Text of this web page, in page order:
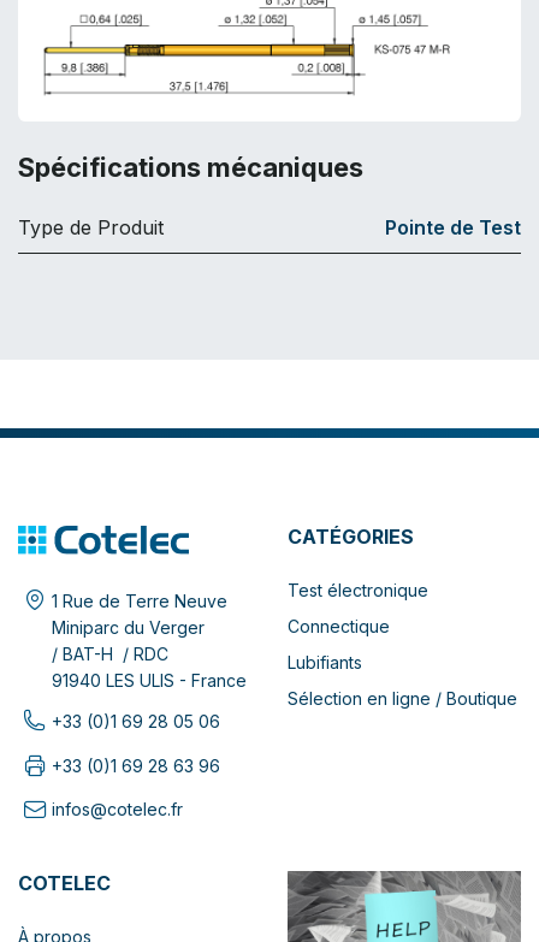
Spécifications mécaniques
Type de Produit Pointe de Test
1 Rue de Terre Neuve
Miniparc du Verger
/ BAT-H / RDC
91940 LES ULIS - France
+33 (0)1 69 28 05 06
+33 (0)1 69 28 63 96
infos@cotelec.fr
CATÉGORIES
Test électronique
Connectique
Lubifiants
Sélection en ligne / Boutique
COTELEC
À propos